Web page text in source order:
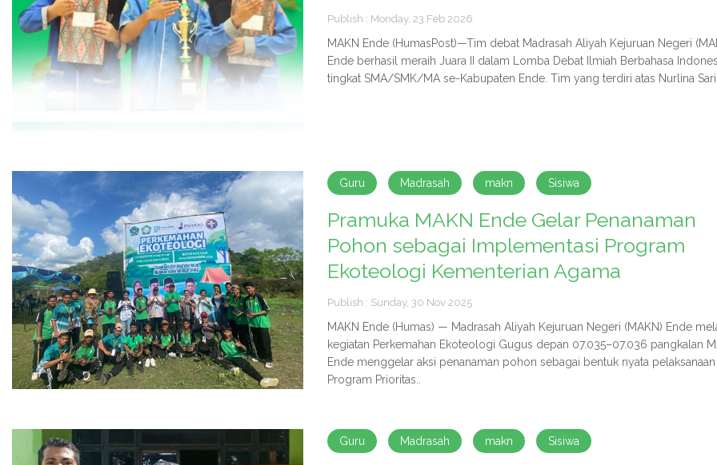
Publish : Monday, 23 Feb 2026
MAKN Ende (HumasPost)—Tim debat Madrasah Aliyah Kejuruan Negeri
Ende berhasil meraih Juara II dalam Lomba Debat Ilmiah Berbahasa
tingkat SMA/SMK/MA se-Kabupaten Ende. Tim yang terdiri atas Nurlina Sari..
Guru Madrasah makn Sisiwa
Pramuka MAKN Ende Gelar Penanaman
Pohon sebagai Implementasi Program
Ekoteologi Kementerian Agama
Publish : Sunday, 30 Nov 2025
MAKN Ende (Humas) — Madrasah Aliyah Kejuruan Negeri (MAKN) Ende
kegiatan Perkemahan Ekoteologi Gugus depan 07.035–07.036 pangkalan
Ende menggelar aksi penanaman pohon sebagai bentuk nyata pelaksanaan
Program Prioritas..
Guru Madrasah makn Sisiwa